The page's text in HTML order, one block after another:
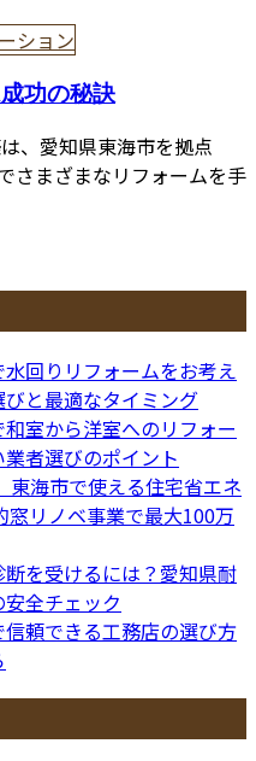
ション
功の秘訣
、愛知県東海市を拠点
さまざまなリフォームを手
回りリフォームをお考え
と最適なタイミング
室から洋室へのリフォー
者選びのポイント
東海市で使える住宅省エネ
リノベ事業で最大100万
を受けるには？愛知県耐
全チェック
頼できる工務店の選び方